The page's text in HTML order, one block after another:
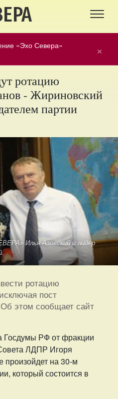
×
«Эхо Севера»
ротацию
- Жириновский
партии
Илья Азовский и лидер
ротацию
пост
этом сообщает сайт
Госдумы РФ от фракции
ЛДПР Игоря
произойдет на 30-м
который состоится в